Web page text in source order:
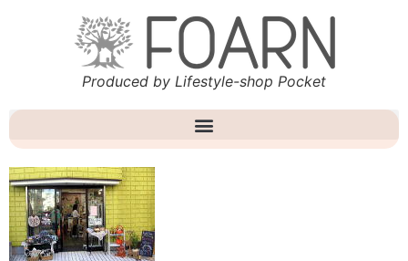
Produced by Lifestyle-shop Pocket